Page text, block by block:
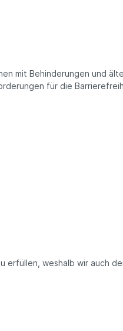
mit Behinderungen und
für die
erfüllen, weshalb wir auch